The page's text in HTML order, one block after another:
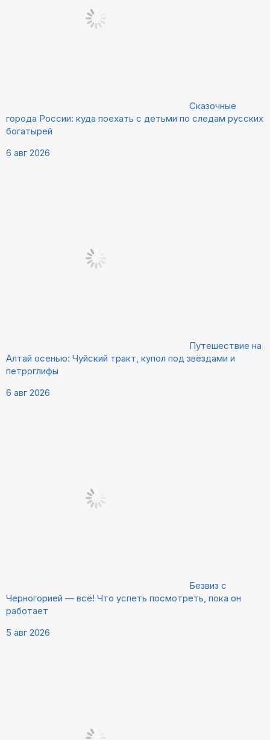
Сказочные
города России: куда поехать с детьми по следам русских
богатырей
6 авг 2026
Путешествие на
Алтай осенью: Чуйский тракт, купол под звёздами и
петроглифы
6 авг 2026
Безвиз с
Черногорией — всё! Что успеть посмотреть, пока он
работает
5 авг 2026